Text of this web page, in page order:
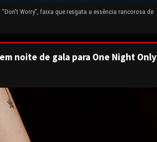
Worry”, faixa que resgata a essência rancorosa de
noite de gala para One Night Only